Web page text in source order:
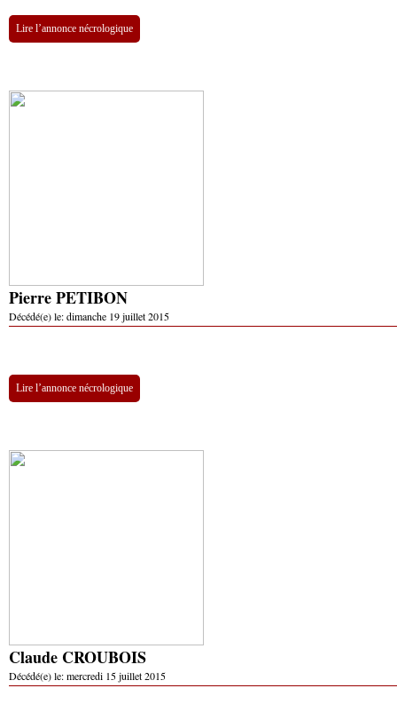
Lire l’annonce nécrologique
Pierre PETIBON
Décédé(e) le:dimanche 19 juillet 2015
Lire l’annonce nécrologique
Claude CROUBOIS
Décédé(e) le:mercredi 15 juillet 2015